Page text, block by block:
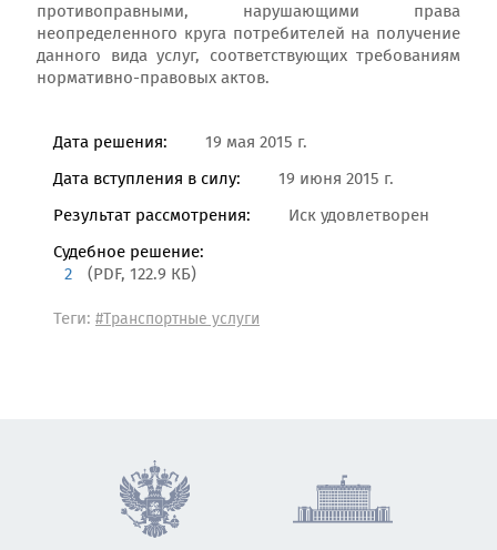
противоправными, нарушающими права
неопределенного круга потребителей на получение
данного вида услуг, соответствующих требованиям
нормативно-правовых актов.
Дата решения:
19 мая 2015 г.
Дата вступления в силу:
19 июня 2015 г.
Результат рассмотрения:
Иск удовлетворен
Судебное решение:
2 (PDF, 122.9 КБ)
Теги: #Транспортные услуги